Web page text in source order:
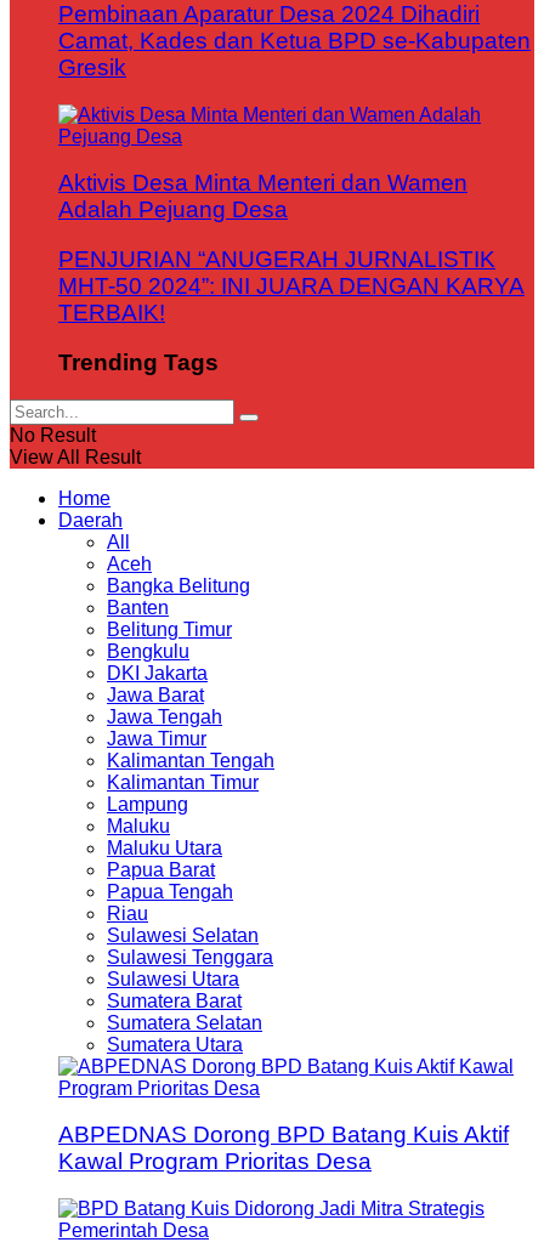
Pembinaan Aparatur Desa 2024 Dihadiri
Camat, Kades dan Ketua BPD se-Kabupaten
Gresik
Aktivis Desa Minta Menteri dan Wamen
Adalah Pejuang Desa
PENJURIAN “ANUGERAH JURNALISTIK
MHT-50 2024”: INI JUARA DENGAN KARYA
TERBAIK!
Trending Tags
No Result
View All Result
Home
Daerah
All
Aceh
Bangka Belitung
Banten
Belitung Timur
Bengkulu
DKI Jakarta
Jawa Barat
Jawa Tengah
Jawa Timur
Kalimantan Tengah
Kalimantan Timur
Lampung
Maluku
Maluku Utara
Papua Barat
Papua Tengah
Riau
Sulawesi Selatan
Sulawesi Tenggara
Sulawesi Utara
Sumatera Barat
Sumatera Selatan
Sumatera Utara
ABPEDNAS Dorong BPD Batang Kuis Aktif
Kawal Program Prioritas Desa